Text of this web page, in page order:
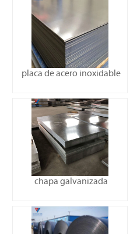
placa de acero inoxidable
chapa galvanizada